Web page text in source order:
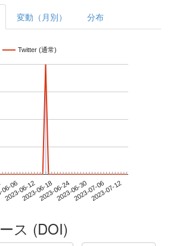
変動（月別） 分布
Twitter (通常)
06
2023-06-122023-06-182023-06-242023-06-302023-07-062023-07-12
ス (DOI)